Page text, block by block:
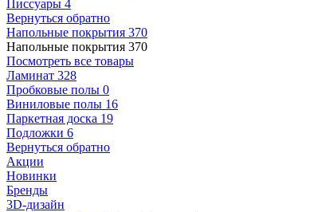
Писсуары 4
Вернуться обратно
Напольные покрытия 370
Напольные покрытия 370
Посмотреть все товары
Ламинат 328
Пробковые полы 0
Виниловые полы 16
Паркетная доска 19
Подложки 6
Вернуться обратно
Акции
Новинки
Бренды
3D-дизайн